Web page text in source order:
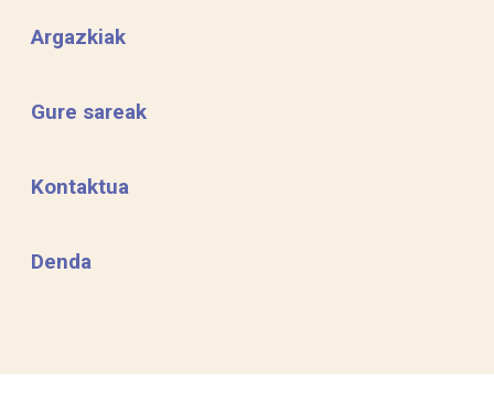
Argazkiak
Gure sareak
Kontaktua
Denda